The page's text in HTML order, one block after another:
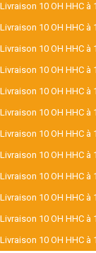
Livraison 10 OH HHC à
Livraison 10 OH HHC à
Livraison 10 OH HHC à
Livraison 10 OH HHC à
Livraison 10 OH HHC à
Livraison 10 OH HHC à
Livraison 10 OH HHC à
Livraison 10 OH HHC
Livraison 10 OH HHC à
Livraison 10 OH HHC à
Livraison 10 OH HHC
Livraison 10 OH HHC